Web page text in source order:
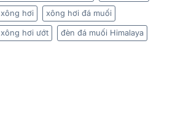
xông hơi xông hơi đá muối
xông hơi ướt đèn đá muối Himalaya